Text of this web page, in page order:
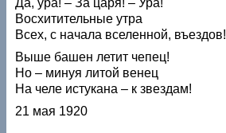
Восхитительные утра
Всех, с начала вселенной, въездов!
Выше башен летит чепец!
Но – минуя литой венец
На челе истукана – к звездам!
21 мая 1920